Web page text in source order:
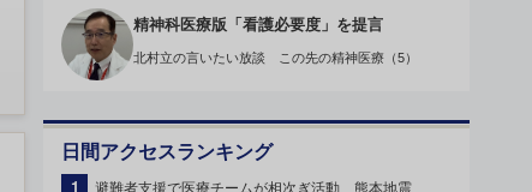
精神科医療版「看護必要度」を提言
北村立の言いたい放談 この先の精神医療（5）
日間アクセスランキング
1 避難者支援で医療チームが相次ぎ活動 熊本地震